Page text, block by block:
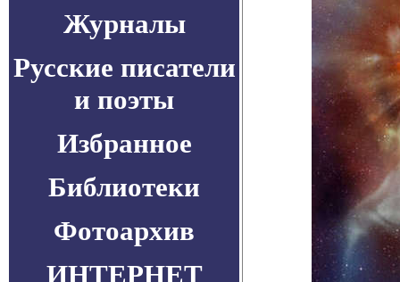
Журналы
Русские писатели
и поэты
Избранное
Библиотеки
Фотоархив
ИНТЕРНЕТ